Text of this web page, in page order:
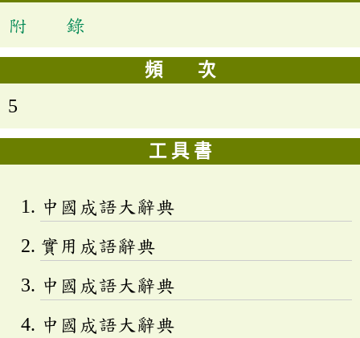
附 錄
頻 次
5
工 具 書
中國成語大辭典
實用成語辭典
中國成語大辭典
中國成語大辭典